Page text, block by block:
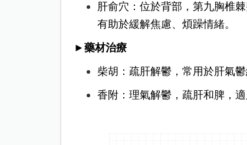
肝俞穴：位於背部，第九胸椎
有助於緩解焦慮、煩躁情緒。
►藥材治療
柴胡：疏肝解鬱，常用於肝氣
香附：理氣解鬱，疏肝和脾，